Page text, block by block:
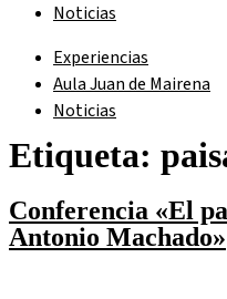
Noticias
Experiencias
Aula Juan de Mairena
Noticias
Etiqueta:
Conferencia «El
Antonio Machado»